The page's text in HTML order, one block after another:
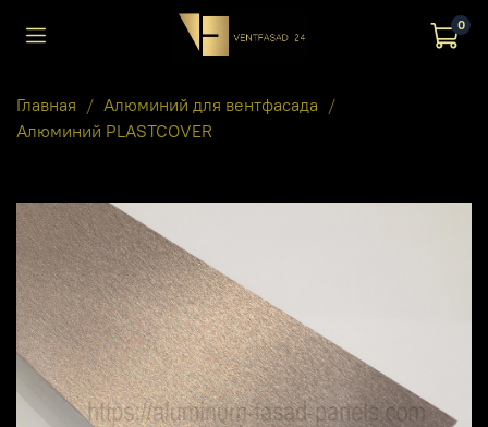
0
Главная
Алюминий для вентфасада
Алюминий PLASTCOVER